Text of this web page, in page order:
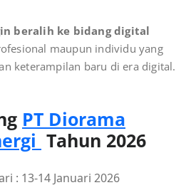
beralih ke bidang digital
maupun individu yang
keterampilan baru di era digital.
PT Diorama
Tahun 2026
: 13-14 Januari 2026